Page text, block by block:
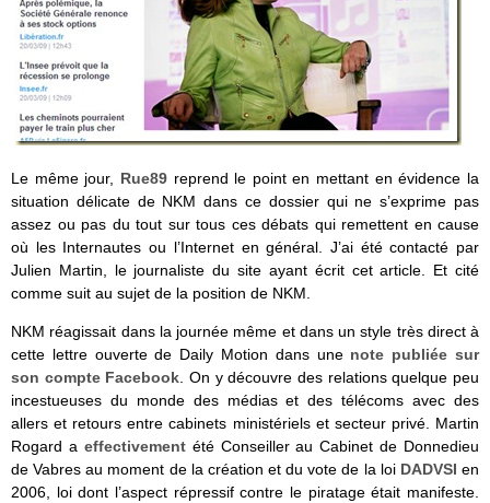
Le même jour, Rue89reprend le point en mettant en évidence la
situation délicate de NKM dans ce dossier qui ne s’exprime pas
assez ou pas du tout sur tous ces débats qui remettent en cause
où les Internautes ou l’Internet en général. J’ai été contacté par
Julien Martin, le journaliste du site ayant écrit cet article. Et cité
comme suit au sujet de la position de NKM.
NKM réagissait dans la journée même et dans un style très direct à
cette lettre ouverte de Daily Motion dans une note publiée sur
son compte Facebook. On y découvre des relations quelque peu
incestueuses du monde des médias et des télécoms avec des
allers et retours entre cabinets ministériels et secteur privé. Martin
Rogard a effectivementété Conseiller au Cabinet de Donnedieu
de Vabres au moment de la création et du vote de la loi DADVSI en
2006, loi dont l’aspect répressif contre le piratage était manifeste.